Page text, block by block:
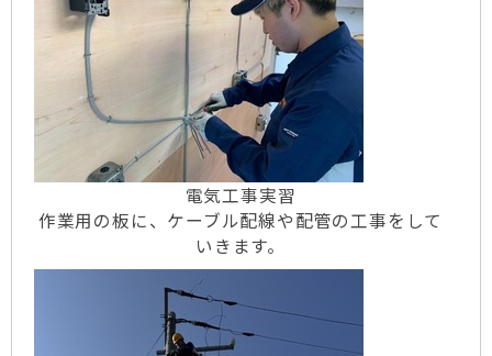
電気工事実習
作業用の板に、ケーブル配線や配管の工事をして
いきます。